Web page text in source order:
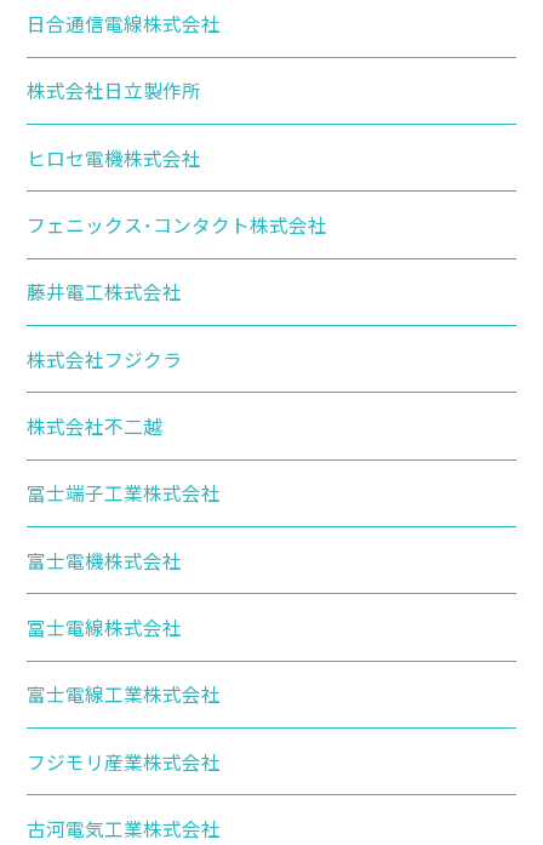
日合通信電線株式会社
株式会社日立製作所
ヒロセ電機株式会社
フェニックス･コンタクト株式会社
藤井電工株式会社
株式会社フジクラ
株式会社不二越
冨士端子工業株式会社
富士電機株式会社
冨士電線株式会社
富士電線工業株式会社
フジモリ産業株式会社
古河電気工業株式会社